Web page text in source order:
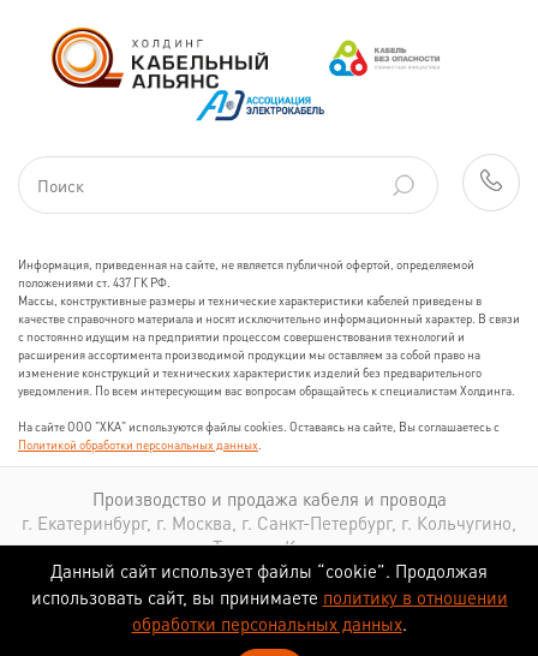
Информация, приведенная на сайте, не является публичной офертой, определяемой
положениями ст. 437 ГК РФ.
Массы, конструктивные размеры и технические характеристики кабелей приведены в
качестве справочного материала и носят исключительно информационный характер. В связи
с постоянно идущим на предприятии процессом совершенствования технологий и
расширения ассортимента производимой продукции мы оставляем за собой право на
изменение конструкций и технических характеристик изделий без предварительного
уведомления. По всем интересующим вас вопросам обращайтесь к специалистам Холдинга.
На сайте ООО "ХКА" используются файлы cookies. Оставаясь на сайте, Вы соглашаетесь с
Политикой обработки персональных данных
Производство и продажа кабеля и провода
г. Екатеринбург, г. Москва, г. Санкт-Петербург, г. Кольчугино,
г. Томск, г. Казань
Данный сайт использует файлы “cookie”. Продолжая
использовать сайт, вы принимаете политику в отношении
обработки персональных данных.